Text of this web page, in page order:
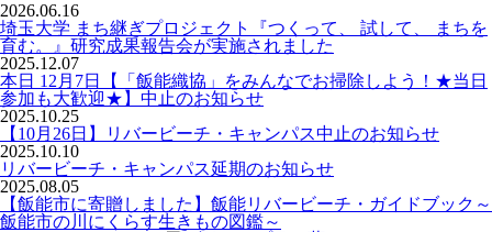
2026.06.16
埼玉大学 まち継ぎプロジェクト『つくって、 試して、 まちを
育む。』研究成果報告会が実施されました
2025.12.07
本日 12月7日【「飯能織協」をみんなでお掃除しよう！★当日
参加も大歓迎★】中止のお知らせ
2025.10.25
【10月26日】リバービーチ・キャンパス中止のお知らせ
2025.10.10
リバービーチ・キャンパス延期のお知らせ
2025.08.05
【飯能市に寄贈しました】飯能リバービーチ・ガイドブック～
飯能市の川にくらす生きもの図鑑～